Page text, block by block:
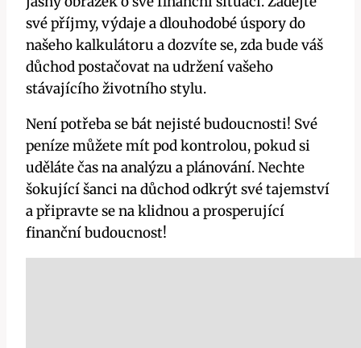
své příjmy, výdaje a dlouhodobé úspory do
našeho kalkulátoru a dozvíte se, zda bude váš
důchod postačovat na udržení vašeho
stávajícího životního stylu.
Není potřeba se bát nejisté budoucnosti! Své
peníze můžete mít pod kontrolou, pokud si
uděláte čas na analýzu a plánování. Nechte
šokující šanci na důchod odkrýt své tajemství
a připravte se na klidnou a prosperující
finanční budoucnost!